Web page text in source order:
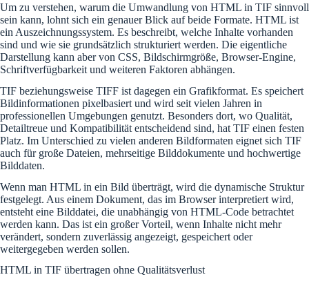
Um zu verstehen, warum die Umwandlung von HTML in TIF sinnvoll
sein kann, lohnt sich ein genauer Blick auf beide Formate. HTML ist
ein Auszeichnungssystem. Es beschreibt, welche Inhalte vorhanden
sind und wie sie grundsätzlich strukturiert werden. Die eigentliche
Darstellung kann aber von CSS, Bildschirmgröße, Browser-Engine,
Schriftverfügbarkeit und weiteren Faktoren abhängen.
TIF beziehungsweise TIFF ist dagegen ein Grafikformat. Es speichert
Bildinformationen pixelbasiert und wird seit vielen Jahren in
professionellen Umgebungen genutzt. Besonders dort, wo Qualität,
Detailtreue und Kompatibilität entscheidend sind, hat TIF einen festen
Platz. Im Unterschied zu vielen anderen Bildformaten eignet sich TIF
auch für große Dateien, mehrseitige Bilddokumente und hochwertige
Bilddaten.
Wenn man HTML in ein Bild überträgt, wird die dynamische Struktur
festgelegt. Aus einem Dokument, das im Browser interpretiert wird,
entsteht eine Bilddatei, die unabhängig von HTML-Code betrachtet
werden kann. Das ist ein großer Vorteil, wenn Inhalte nicht mehr
verändert, sondern zuverlässig angezeigt, gespeichert oder
weitergegeben werden sollen.
HTML in TIF übertragen ohne Qualitätsverlust